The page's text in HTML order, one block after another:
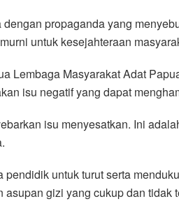
dengan propaganda yang
untuk kesejahteraan
Lembaga Masyarakat Adat
isu negatif yang dapat
isu menyesatkan. Ini
pendidik untuk turut serta
asupan gizi yang cukup dan tidak